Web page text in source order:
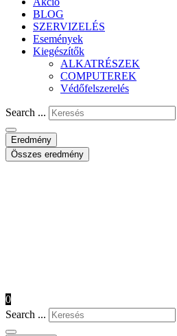
BLOG
SZERVIZELÉS
Események
Kiegészítők
ALKATRÉSZEK
COMPUTEREK
Védőfelszerelés
Search ...
Eredmény
Összes eredmény
0
Search ...